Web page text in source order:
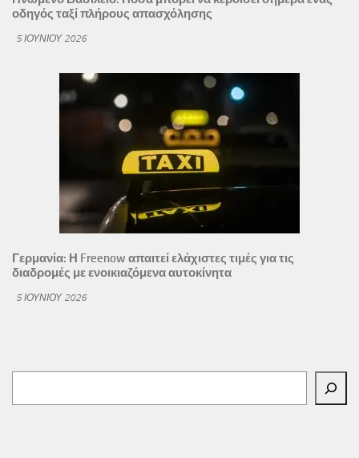
οδηγός ταξί πλήρους απασχόλησης
5 ΙΟΥΝΊΟΥ 2026
Γερμανία: Η Freenow απαιτεί ελάχιστες τιμές για τις
διαδρομές με ενοικιαζόμενα αυτοκίνητα
5 ΙΟΥΝΊΟΥ 2026